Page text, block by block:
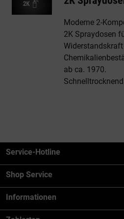
Moderne 2-
2K Spraydosen
ab ca. 1970.
Service-Hotline
Shop Service
Informationen